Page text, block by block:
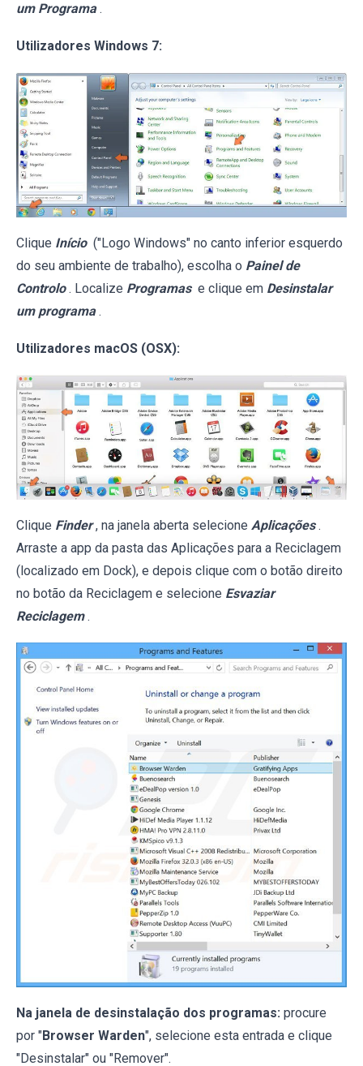
um Programa .
Utilizadores Windows 7:
Clique Início ("Logo Windows" no canto inferior esquerdo
do seu ambiente de trabalho), escolha o Painel de
Controlo . Localize Programas e clique em Desinstalar
um programa .
Utilizadores macOS (OSX):
Clique Finder , na janela aberta selecione Aplicações .
Arraste a app da pasta das Aplicações para a Reciclagem
(localizado em Dock), e depois clique com o botão direito
no botão da Reciclagem e selecione Esvaziar
Reciclagem .
Na janela de desinstalação dos programas: procure
por "Browser Warden", selecione esta entrada e clique
"Desinstalar" ou "Remover".